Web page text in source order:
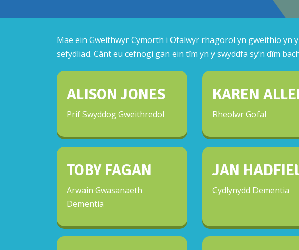
Mae ein Gweithwyr Cymorth i Ofalwyr rhagorol yn gweithio yn
sefydliad. Cânt eu cefnogi gan ein tîm yn y swyddfa sy’n dîm
ALISON JONES
Prif Swyddog Gweithredol
KAREN
Rheolwr Gofal
TOBY FAGAN
Arwain Gwasanaeth
Dementia
JAN
Cydlynydd Dementia